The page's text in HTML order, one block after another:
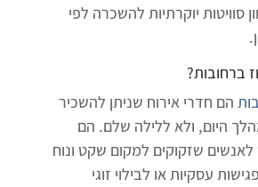
סוויטות יוקרתיות להשכרה לפי
ברחובות?
הם חדרי אירוח שניתן להשכיר
היום, ולא ללילה שלם. הם
שזקוקים למקום שקט ונוח
עסקיות או לבילוי זוגי